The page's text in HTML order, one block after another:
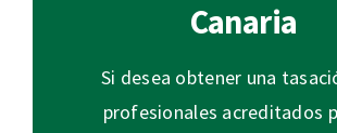
Canaria
Si desea obtener una
profesionales acreditados